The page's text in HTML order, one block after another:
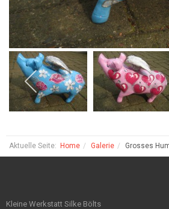
Aktuelle Seite: Home Galerie Grosses
Kleine Werkstatt Silke Bölts